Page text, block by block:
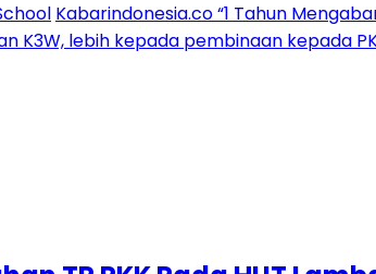
Kabarindonesia.co “1 Tahun
K3W, lebih kepada pembinaan kepada